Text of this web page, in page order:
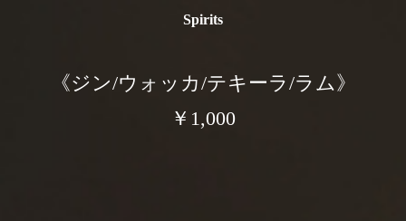
Spirits
《ジン/ウォッカ/テキーラ/ラム》
￥1,000